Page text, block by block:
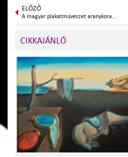
ELŐZŐ
A magyar plakátművészet aranykora...
CIKKAJÁNLÓ